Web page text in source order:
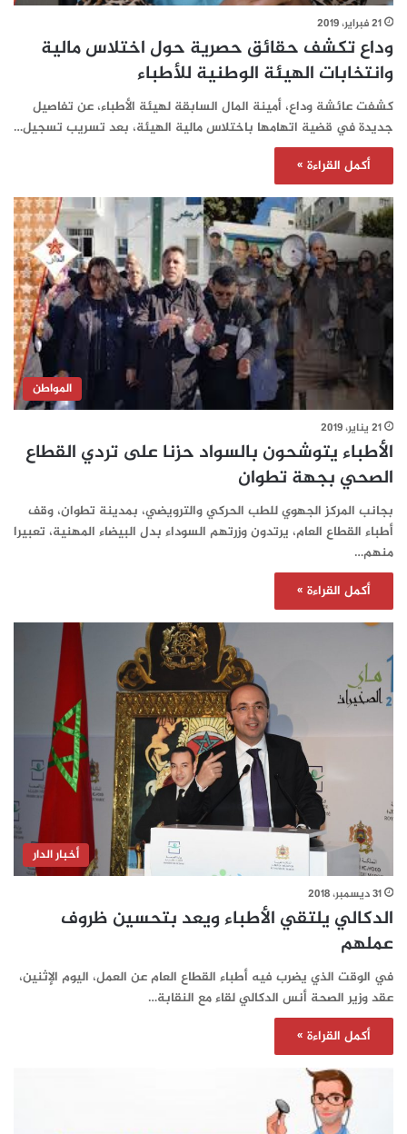
21 فبراير، 2019
وداع تكشف حقائق حصرية حول اختلاس مالية
وانتخابات الهيئة الوطنية للأطباء
كشفت عائشة وداع، أمينة المال السابقة لهيئة الأطباء، عن تفاصيل
جديدة في قضية اتهامها باختلاس مالية الهيئة، بعد تسريب تسجيل…
أكمل القراءة »
المواطن
21 يناير، 2019
الأطباء يتوشحون بالسواد حزنا على تردي القطاع
الصحي بجهة تطوان
بجانب المركز الجهوي للطب الحركي والترويضي، بمدينة تطوان، وقف
أطباء القطاع العام، يرتدون وزرتهم السوداء بدل البيضاء المهنية، تعبيرا
منهم…
أكمل القراءة »
أخبار الدار
31 ديسمبر، 2018
الدكالي يلتقي الأطباء ويعد بتحسين ظروف
عملهم
في الوقت الذي يضرب فيه أطباء القطاع العام عن العمل، اليوم الإثنين،
عقد وزير الصحة أنس الدكالي لقاء مع النقابة…
أكمل القراءة »